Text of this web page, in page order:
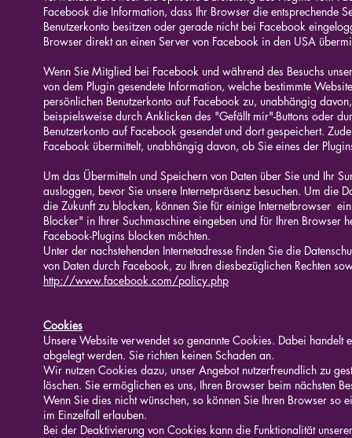
Facebook die Information, dass Ihr Browser die entsprechende
Benutzerkonto besitzen oder gerade nicht bei Facebook
Browser direkt an einen Server von Facebook in den USA
Wenn Sie Mitglied bei Facebook und während des Besuchs
von dem Plugin gesendete Information, welche bestimmte
persönlichen Benutzerkonto auf Facebook zu, unabhängig
beispielsweise durch Anklicken des "Gefällt mir"-Buttons oder
Benutzerkonto auf Facebook gesendet und dort gespeichert.
Facebook übermittelt, unabhängig davon, ob Sie eines der
Um das Übermitteln und Speichern von Daten über Sie und Ihr
ausloggen, bevor Sie unsere Internetpräsenz besuchen. Um die
die Zukunft zu blocken, können Sie für einige Internetbrowser
Blocker" in Ihrer Suchmaschine eingeben und für Ihren Browser
Facebook-Plugins blocken möchten.
Unter der nachstehenden Internetadresse finden Sie die
von Daten durch Facebook, zu Ihren diesbezüglichen Rechten
http://www.facebook.com/policy.php
Cookies
Unsere Website verwendet so genannte Cookies. Dabei
abgelegt werden. Sie richten keinen Schaden an.
Wir nutzen Cookies dazu, unser Angebot nutzerfreundlich zu
löschen. Sie ermöglichen es uns, Ihren Browser beim nächsten
Wenn Sie dies nicht wünschen, so können Sie Ihren Browser
im Einzelfall erlauben.
Bei der Deaktivierung von Cookies kann die Funktionalität